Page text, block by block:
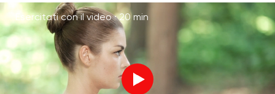
Esercitati con il video ·20 min